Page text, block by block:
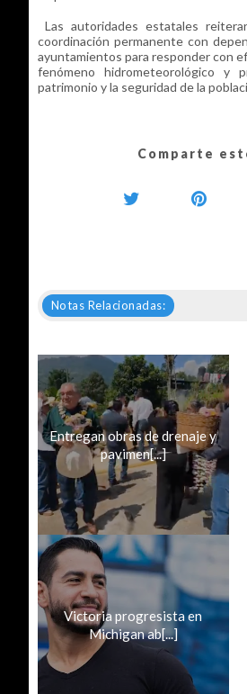
Las autoridades estatales
coordinación permanente con
ayuntamientos para responder con
fenómeno hidrometeorológico y
patrimonio y la seguridad de la
Comparte
Notas Relacionadas:
Entregan obras de drenaje y
pavimen[...]
Victoria progresista en
Michigan ab[...]